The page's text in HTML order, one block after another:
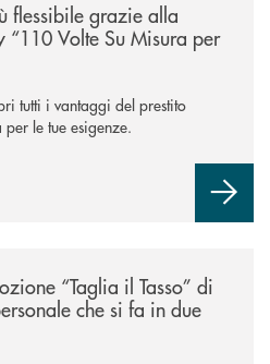
flessibile grazie alla
“110 Volte Su Misura per
tutti i vantaggi del prestito
per le tue esigenze.
“Taglia il Tasso” di
che si fa in due